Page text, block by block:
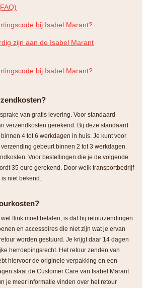
bij Isabel Marant?
zijn aan de Isabel Marant
bij Isabel Marant?
van gratis levering. Voor standaard
verzendkosten gerekend. Bij deze standaard
4 tot 6 werkdagen in huis. Je kunt voor
gebeurt binnen 2 tot 3 werkdagen.
Voor bestellingen die je de volgende
35 euro gerekend. Door welk transportbedrijf
niet bekend.
flink moet betalen, is dat bij retourzendingen
en accessoires die niet zijn wat je ervan
worden gestuurd. Je krijgt daar 14 dagen
herroepingsrecht. Het retour zenden van
hiervoor de originele verpakking en een
staat de Customer Care van Isabel Marant
je meer informatie vinden over het retour